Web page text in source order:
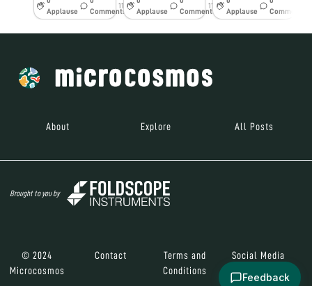
Applause
Comments
11w
Applause
Comments
11w
Applause
Comments
About Explore All Posts
Brought to you by
© 2024
Microcosmos
Contact
Terms and
Conditions
Social Media
Feedback